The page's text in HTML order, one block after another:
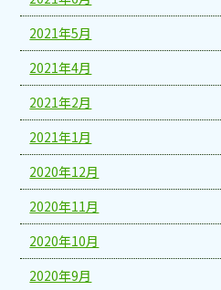
2021年5月
2021年4月
2021年2月
2021年1月
2020年12月
2020年11月
2020年10月
2020年9月